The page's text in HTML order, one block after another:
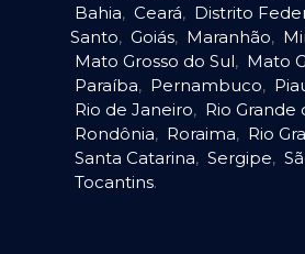
Bahia, Ceará, Distrito
Santo, Goiás, Maranhão,
Mato Grosso do Sul, Mato
Paraíba, Pernambuco,
Rio de Janeiro, Rio Grande
Rondônia, Roraima, Rio
Santa Catarina, Sergipe,
Tocantins.